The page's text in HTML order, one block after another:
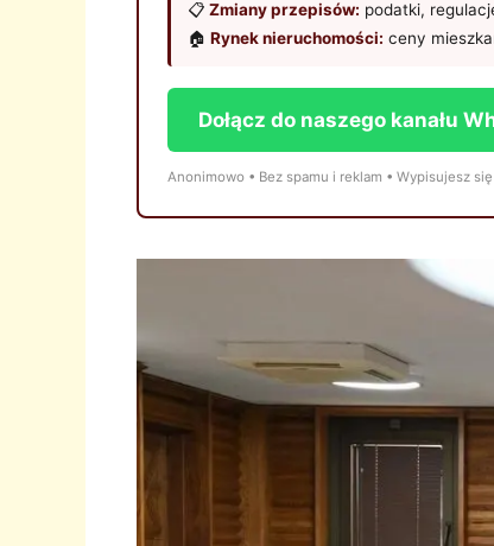
📋 Zmiany przepisów: podatki,
🏠 Rynek nieruchomości: ceny
Dołącz do naszego kanału
Anonimowo • Bez spamu i reklam • Wypisujesz